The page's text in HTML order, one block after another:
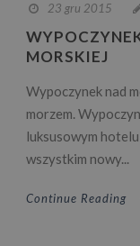
23 gru 2015
MORSKIEJ
Wypoczynek nad
morzem.
luksusowym
wszystkim nowy...
Continue Reading